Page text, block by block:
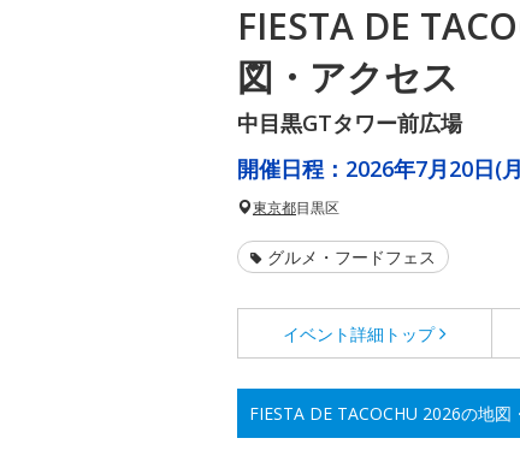
FIESTA DE
図・アクセス
中目黒GTタワー前広場
開催日程： 2026年7月20日(
東京都目黒区
グルメ・フードフェス
イベント詳細 トップ
FIESTA DE TACOCHU 2026の地図